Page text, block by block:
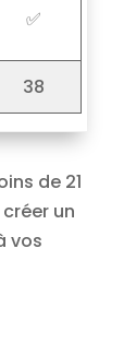
✅
38
de 21
un
vos